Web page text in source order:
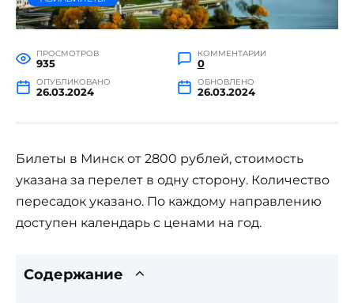
ПРОСМОТРОВ
935
КОММЕНТАРИИ
0
ОПУБЛИКОВАНО
26.03.2024
ОБНОВЛЕНО
26.03.2024
Билеты в Минск от 2800 рублей, стоимость
указана за перелет в одну сторону. Количество
пересадок указано. По каждому направлению
доступен календарь с ценами на год.
Содержание